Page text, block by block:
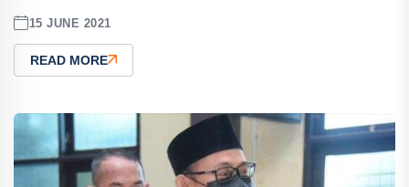
15 JUNE 2021
READ MORE